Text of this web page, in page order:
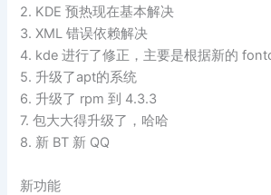
2. KDE 预热现在基本解决
3. XML 错误依赖解决
4. kde 进行了修正，主要是根据新的
5. 升级了apt的系统
6. 升级了 rpm 到 4.3.3
7. 包大大得升级了，哈哈
8. 新 BT 新 QQ
新功能